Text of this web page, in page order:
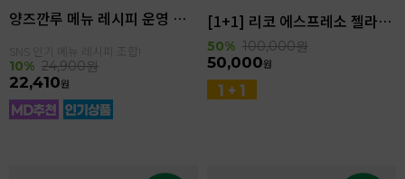
양즈깐루 메뉴 레시피 운영 세트
SNS 인기 메뉴 레시피 조합!
10% 24,900원
22,410원
[1+1] 리코 에스프레소 젤라또 4kg(4.6L)
50% 100,000원
50,000원